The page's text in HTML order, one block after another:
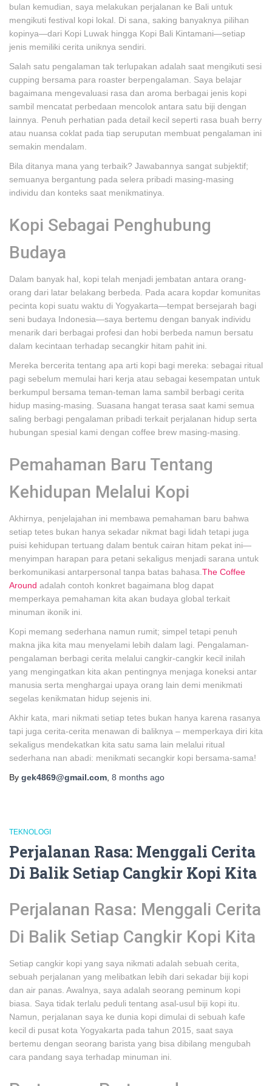
bulan kemudian, saya melakukan perjalanan ke Bali untuk
mengikuti festival kopi lokal. Di sana, saking banyaknya pilihan
kopinya—dari Kopi Luwak hingga Kopi Bali Kintamani—setiap
jenis memiliki cerita uniknya sendiri.
Salah satu pengalaman tak terlupakan adalah saat mengikuti sesi
cupping bersama para roaster berpengalaman. Saya belajar
bagaimana mengevaluasi rasa dan aroma berbagai jenis kopi
sambil mencatat perbedaan mencolok antara satu biji dengan
lainnya. Penuh perhatian pada detail kecil seperti rasa buah berry
atau nuansa coklat pada tiap seruputan membuat pengalaman ini
semakin mendalam.
Bila ditanya mana yang terbaik? Jawabannya sangat subjektif;
semuanya bergantung pada selera pribadi masing-masing
individu dan konteks saat menikmatinya.
Kopi Sebagai Penghubung
Budaya
Dalam banyak hal, kopi telah menjadi jembatan antara orang-
orang dari latar belakang berbeda. Pada acara kopdar komunitas
pecinta kopi suatu waktu di Yogyakarta—tempat bersejarah bagi
seni budaya Indonesia—saya bertemu dengan banyak individu
menarik dari berbagai profesi dan hobi berbeda namun bersatu
dalam kecintaan terhadap secangkir hitam pahit ini.
Mereka bercerita tentang apa arti kopi bagi mereka: sebagai ritual
pagi sebelum memulai hari kerja atau sebagai kesempatan untuk
berkumpul bersama teman-teman lama sambil berbagi cerita
hidup masing-masing. Suasana hangat terasa saat kami semua
saling berbagi pengalaman pribadi terkait perjalanan hidup serta
hubungan spesial kami dengan coffee brew masing-masing.
Pemahaman Baru Tentang
Kehidupan Melalui Kopi
Akhirnya, penjelajahan ini membawa pemahaman baru bahwa
setiap tetes bukan hanya sekadar nikmat bagi lidah tetapi juga
puisi kehidupan tertuang dalam bentuk cairan hitam pekat ini—
menyimpan harapan para petani sekaligus menjadi sarana untuk
berkomunikasi antarpersonal tanpa batas bahasa. The Coffee
Around adalah contoh konkret bagaimana blog dapat
memperkaya pemahaman kita akan budaya global terkait
minuman ikonik ini.
Kopi memang sederhana namun rumit; simpel tetapi penuh
makna jika kita mau menyelami lebih dalam lagi. Pengalaman-
pengalaman berbagi cerita melalui cangkir-cangkir kecil inilah
yang mengingatkan kita akan pentingnya menjaga koneksi antar
manusia serta menghargai upaya orang lain demi menikmati
segelas kenikmatan hidup sejenis ini.
Akhir kata, mari nikmati setiap tetes bukan hanya karena rasanya
tapi juga cerita-cerita menawan di baliknya – memperkaya diri kita
sekaligus mendekatkan kita satu sama lain melalui ritual
sederhana nan abadi: menikmati secangkir kopi bersama-sama!
By gek4869@gmail.com 8 months ago
TEKNOLOGI
Perjalanan Rasa: Menggali Cerita
Di Balik Setiap Cangkir Kopi Kita
Perjalanan Rasa: Menggali Cerita
Di Balik Setiap Cangkir Kopi Kita
Setiap cangkir kopi yang saya nikmati adalah sebuah cerita,
sebuah perjalanan yang melibatkan lebih dari sekadar biji kopi
dan air panas. Awalnya, saya adalah seorang peminum kopi
biasa. Saya tidak terlalu peduli tentang asal-usul biji kopi itu.
Namun, perjalanan saya ke dunia kopi dimulai di sebuah kafe
kecil di pusat kota Yogyakarta pada tahun 2015, saat saya
bertemu dengan seorang barista yang bisa dibilang mengubah
cara pandang saya terhadap minuman ini.